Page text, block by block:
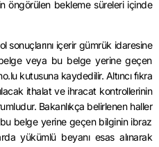
öngörülen bekleme süreleri içinde
sonuçlarını içerir gümrük idaresine
veya bu belge yerine geçen
kutusuna kaydedilir. Altıncı fıkra
ithalat ve ihracat kontrollerinin
Bakanlıkça belirlenen haller
belge yerine geçen bilginin ibraz
yükümlü beyanı esas alınarak